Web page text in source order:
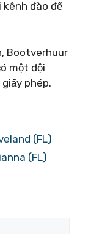
kênh đào để
Bootverhuur
một đội
phép.
(FL)
(FL)